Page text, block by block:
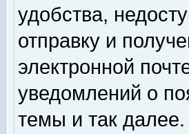
удобства,
отправку и
электронной
уведомлений о
темы и так далее.